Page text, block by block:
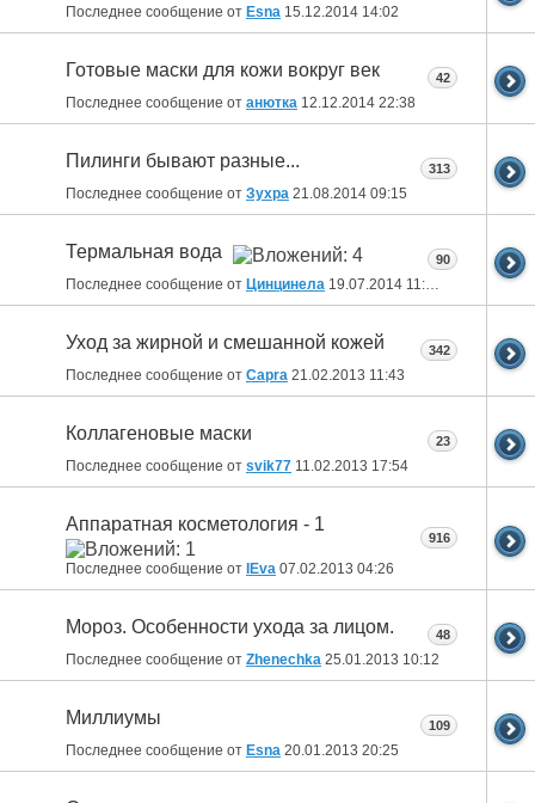
Последнее сообщение от Esna 15.12.2014 14:02
Готовые маски для кожи вокруг век
Последнее сообщение от анютка 12.12.2014 22:38
42
Пилинги бывают разные...
Последнее сообщение от Зухра 21.08.2014 09:15
313
Термальная вода
Последнее сообщение от Цинцинела 19.07.2014 11:52
90
Уход за жирной и смешанной кожей
Последнее сообщение от Capra 21.02.2013 11:43
342
Коллагеновые маски
Последнее сообщение от svik77 11.02.2013 17:54
23
Аппаратная косметология - 1
Последнее сообщение от IEva 07.02.2013 04:26
916
Мороз. Особенности ухода за лицом.
Последнее сообщение от Zhenechka 25.01.2013 10:12
48
Миллиумы
Последнее сообщение от Esna 20.01.2013 20:25
109